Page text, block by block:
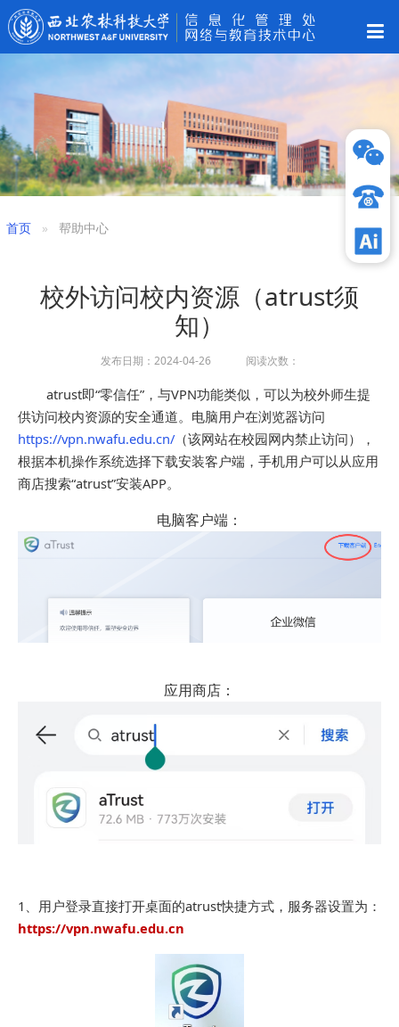
首页 帮助中心
校外访问校内资源（atrust须
知）
发布日期：2024-04-26 阅读次数：
atrust即“零信任”，与VPN功能类似，可以为校外师生提
供访问校内资源的安全通道。电脑用户在浏览器访问
https://vpn.nwafu.edu.cn/（该网站在校园网内禁止访问），
根据本机操作系统选择下载安装客户端，手机用户可以从应用
商店搜索“atrust”安装APP。
电脑客户端：
应用商店：
1、用户登录直接打开桌面的atrust快捷方式，服务器设置为：
https://vpn.nwafu.edu.cn